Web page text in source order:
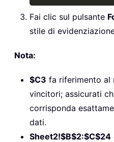
Fai clic sul pulsante
stile di
Nota:
$C3 fa riferimento al
vincitori; assicurati
corrisponda
dati.
Sheet2!$B$2:$C$24